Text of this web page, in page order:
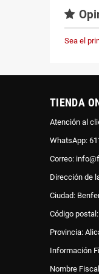
Sea el
TIENDA
Atención al
WhatsApp:
Correo:
Dirección de
Ciudad:
Código
Provincia:
Información
Nombre